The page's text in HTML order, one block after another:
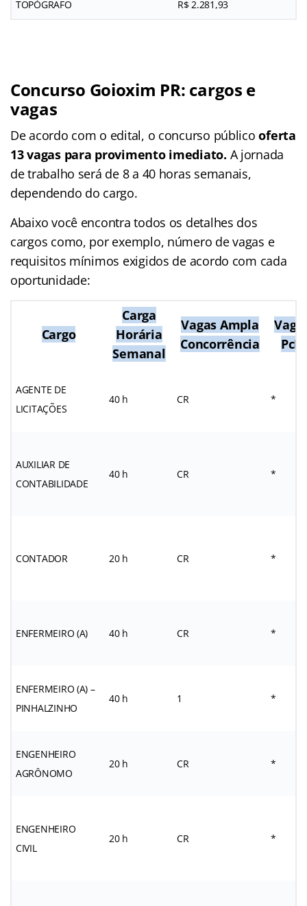
TOPÓGRAFO R$ 2.281,93
Concurso Goioxim PR: cargos e
vagas
De acordo com o edital, o concurso públicooferta
13 vagas para provimento imediato. A jornada
de trabalho será de 8 a 40 horas semanais,
dependendo do cargo.
Abaixo você encontra todos os detalhes dos
cargos como, por exemplo, número de vagas e
requisitos mínimos exigidos de acordo com cada
oportunidade:
Cargo
Carga
Horária
Semanal
Vagas Ampla
Concorrência
PcD
AGENTE DE
LICITAÇÕES
40 h CR *
AUXILIAR DE
CONTABILIDADE
40 h CR *
CONTADOR 20 h CR *
ENFERMEIRO (A) 40 h CR *
ENFERMEIRO (A) –
PINHALZINHO
40 h 1 *
ENGENHEIRO
AGRÔNOMO
20 h CR *
ENGENHEIRO
CIVIL
20 h CR *